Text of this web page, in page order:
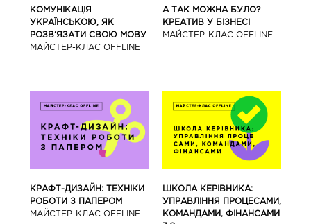
КОМУНІКАЦІЯ
УКРАЇНСЬКОЮ, ЯК
РОЗВ‘ЯЗАТИ СВОЮ МОВУ
МАЙCТЕР-КЛАС OFFLINE
А ТАК МОЖНА БУЛО?
КРЕАТИВ У БІЗНЕСІ
МАЙCТЕР-КЛАС OFFLINE
КРАФТ-ДИЗАЙН: ТЕХНІКИ
РОБОТИ З ПАПЕРОМ
МАЙCТЕР-КЛАС OFFLINE
ШКОЛА КЕРІВНИКА:
УПРАВЛІННЯ ПРОЦЕСАМИ,
КОМАНДАМИ, ФІНАНСАМИ